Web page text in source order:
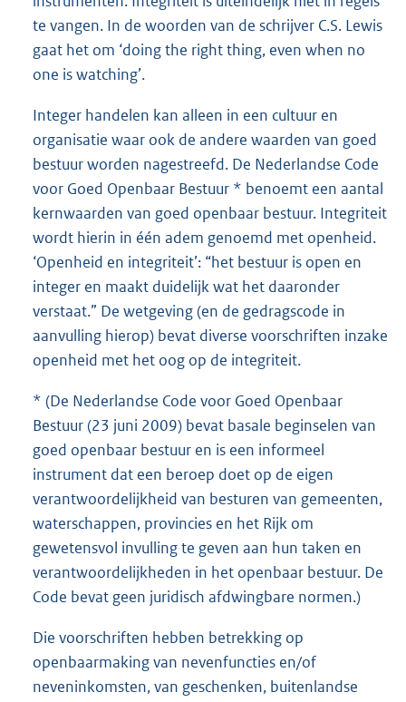
te vangen. In de woorden van de schrijver C.S. Lewis
gaat het om ‘doing the right thing, even when no
one is watching’.
Integer handelen kan alleen in een cultuur en
organisatie waar ook de andere waarden van goed
bestuur worden nagestreefd. De Nederlandse Code
voor Goed Openbaar Bestuur * benoemt een aantal
kernwaarden van goed openbaar bestuur. Integriteit
wordt hierin in één adem genoemd met openheid.
‘Openheid en integriteit’: “het bestuur is open en
integer en maakt duidelijk wat het daaronder
verstaat.” De wetgeving (en de gedragscode in
aanvulling hierop) bevat diverse voorschriften inzake
openheid met het oog op de integriteit.
* (De Nederlandse Code voor Goed Openbaar
Bestuur (23 juni 2009) bevat basale beginselen van
goed openbaar bestuur en is een informeel
instrument dat een beroep doet op de eigen
verantwoordelijkheid van besturen van gemeenten,
waterschappen, provincies en het Rijk om
gewetensvol invulling te geven aan hun taken en
verantwoordelijkheden in het openbaar bestuur. De
Code bevat geen juridisch afdwingbare normen.)
Die voorschriften hebben betrekking op
openbaarmaking van nevenfuncties en/of
neveninkomsten, van geschenken, buitenlandse